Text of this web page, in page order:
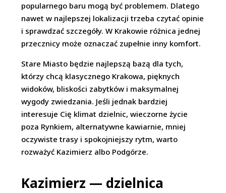
popularnego baru mogą być problemem. Dlatego
nawet w najlepszej lokalizacji trzeba czytać opinie
i sprawdzać szczegóły. W Krakowie różnica jednej
przecznicy może oznaczać zupełnie inny komfort.
Stare Miasto będzie najlepszą bazą dla tych,
którzy chcą klasycznego Krakowa, pięknych
widoków, bliskości zabytków i maksymalnej
wygody zwiedzania. Jeśli jednak bardziej
interesuje Cię klimat dzielnic, wieczorne życie
poza Rynkiem, alternatywne kawiarnie, mniej
oczywiste trasy i spokojniejszy rytm, warto
rozważyć Kazimierz albo Podgórze.
Kazimierz — dzielnica